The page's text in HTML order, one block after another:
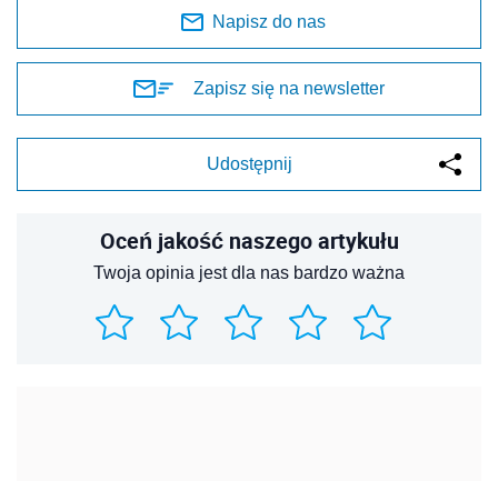
Napisz do nas
Zapisz się na newsletter
Udostępnij
Oceń jakość naszego artykułu
Twoja opinia jest dla nas bardzo ważna